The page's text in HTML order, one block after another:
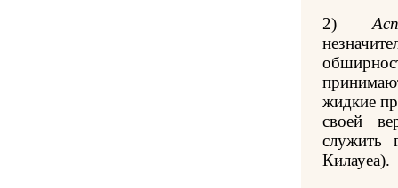
2)
жидкие
своей
служить
Килауеа).